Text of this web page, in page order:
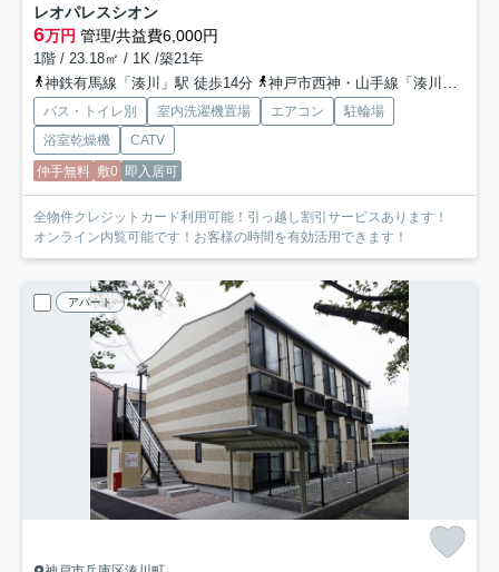
レオパレスシオン
6万円 管理/共益費6,000円
1階 / 23.18㎡ / 1K /築21年
神鉄有馬線「湊川」駅 徒歩14分
神戸市西神・山手線「湊川公園」駅 徒歩15分
バス・トイレ別 室内洗濯機置場 エアコン
駐輪場
浴室乾燥機
CATV
仲手無料 敷0 即入居可
全物件クレジットカード利用可能！引っ越し割引サービスあります！
オンライン内覧可能です！お客様の時間を有効活用できます！
アパート